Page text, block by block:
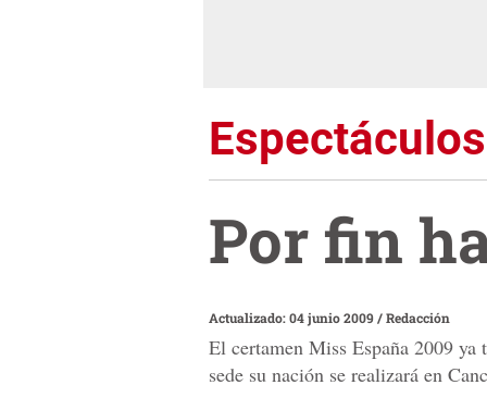
Espectáculos
Por fin
Actualizado: 04 junio 2009/Redacción
El certamen Miss España 2009
sede su nación se realizará en